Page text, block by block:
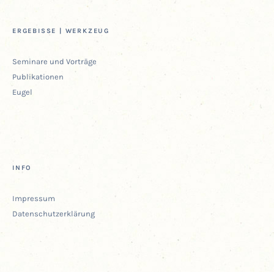
ERGE­BIS­SE | WERKZEUG
Semi­na­re und Vorträge
Publi­ka­tio­nen
Eugel
INFO
Impres­sum
Daten­schutz­er­klä­rung